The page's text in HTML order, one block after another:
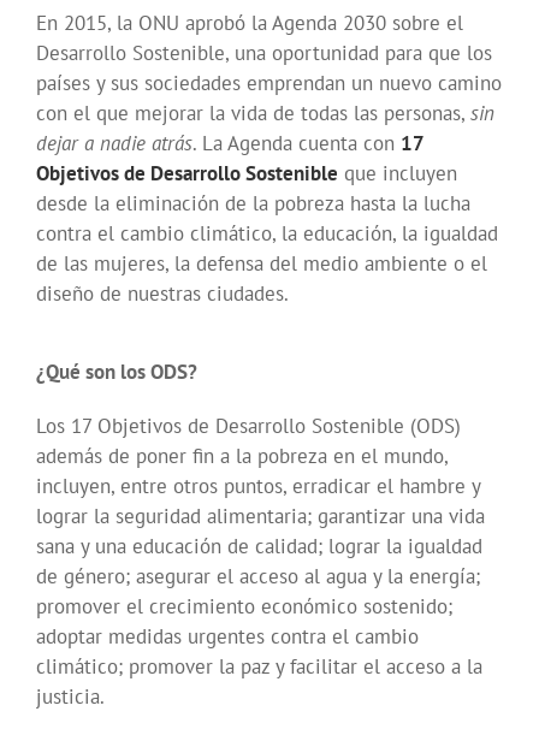
En 2015, la ONU aprobó la Agenda 2030 sobre el
Desarrollo Sostenible, una oportunidad para que los
países y sus sociedades emprendan un nuevo camino
con el que mejorar la vida de todas las personas, sin
dejar a nadie atrás. La Agenda cuenta con 17
Objetivos de Desarrollo Sostenible que incluyen
desde la eliminación de la pobreza hasta la lucha
contra el cambio climático, la educación, la igualdad
de las mujeres, la defensa del medio ambiente o el
diseño de nuestras ciudades.
¿Qué son los ODS?
Los 17 Objetivos de Desarrollo Sostenible (ODS)
además de poner fin a la pobreza en el mundo,
incluyen, entre otros puntos, erradicar el hambre y
lograr la seguridad alimentaria; garantizar una vida
sana y una educación de calidad; lograr la igualdad
de género; asegurar el acceso al agua y la energía;
promover el crecimiento económico sostenido;
adoptar medidas urgentes contra el cambio
climático; promover la paz y facilitar el acceso a la
justicia.